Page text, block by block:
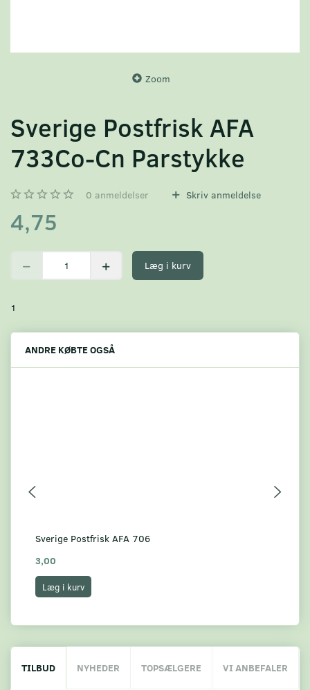
Zoom
Sverige Postfrisk AFA
733Co-Cn Parstykke
0 anmeldelser Skriv anmeldelse
4,75
Læg i kurv
1
ANDRE KØBTE OGSÅ
Sverige Postfrisk AFA 706
3,00
Læg i kurv
TILBUD NYHEDER TOPSÆLGERE VI ANBEFALER